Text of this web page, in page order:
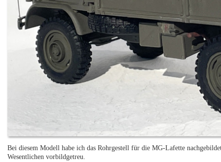
Bei diesem Modell habe ich das Rohrgestell für die MG-Lafette
Wesentlichen vorbildgetreu.